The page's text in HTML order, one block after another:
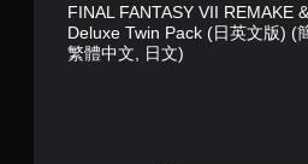
FINAL FANTASY VII REMAKE
Deluxe Twin Pack (日英文版) (
繁體中文, 日文)